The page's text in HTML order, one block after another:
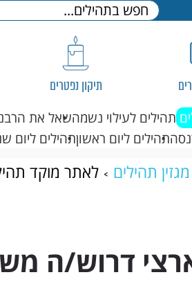
תיקון נפטרים
תהילים לעילוי נשמהשאל את הרב
תהילים ליום ראשוןתהילים ליום
מגזין תהילים
לאתר מוקד
דרוש/ה